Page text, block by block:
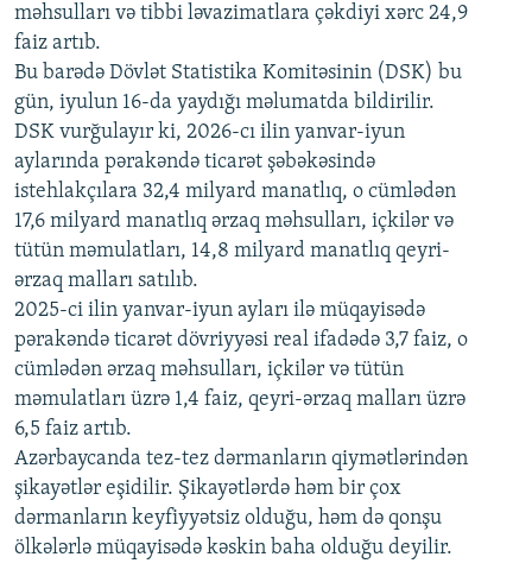
Auto 240p 360p 480p
720p 1080p
480p
720p
1080p
məhsulları və tibbi ləvazimatlara çəkdiyi xərc 24,9
faiz artıb.
Bu barədə Dövlət Statistika Komitəsinin (DSK) bu
gün, iyulun 16-da yaydığı məlumatda bildirilir.
DSK vurğulayır ki, 2026-cı ilin yanvar-iyun
aylarında pərakəndə ticarət şəbəkəsində
istehlakçılara 32,4 milyard manatlıq, o cümlədən
17,6 milyard manatlıq ərzaq məhsulları, içkilər və
tütün məmulatları, 14,8 milyard manatlıq qeyri-
ərzaq malları satılıb.
2025-ci ilin yanvar-iyun ayları ilə müqayisədə
pərakəndə ticarət dövriyyəsi real ifadədə 3,7 faiz, o
cümlədən ərzaq məhsulları, içkilər və tütün
məmulatları üzrə 1,4 faiz, qeyri-ərzaq malları üzrə
6,5 faiz artıb.
Azərbaycanda tez-tez dərmanların qiymətlərindən
şikayətlər eşidilir. Şikayətlərdə həm bir çox
dərmanların keyfiyyətsiz olduğu, həm də qonşu
ölkələrlə müqayisədə kəskin baha olduğu deyilir.